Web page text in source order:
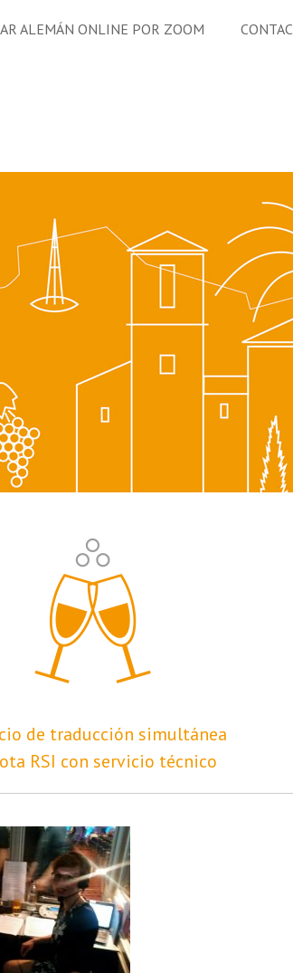
ALEMÁN ONLINE POR ZOOM
de traducción simultánea
RSI con servicio técnico